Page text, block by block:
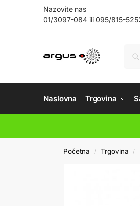
Nazovite nas
01/3097-084 ili 095/815-
Naslovna Trgovina
Početna / Trgovina /